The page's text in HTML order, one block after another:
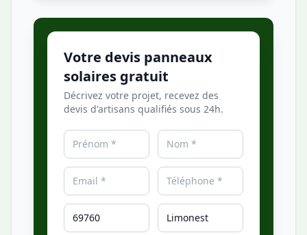
Votre devis panneaux
solaires gratuit
Décrivez votre projet, recevez des
devis d'artisans qualifiés sous 24h.